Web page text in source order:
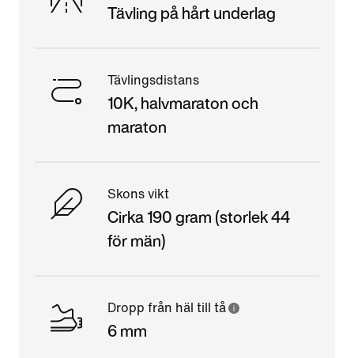
Tävling på hårt underlag
Tävlingsdistans
10K, halvmaraton och
maraton
Skons vikt
Cirka 190 gram (storlek 44
för män)
Dropp från häl till tå
6 mm